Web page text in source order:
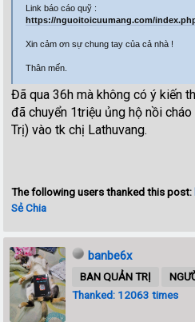
Link báo cáo quỹ :
https://nguoitoicuumang.com/
Xin cảm ơn sự chung tay của cả nhà !
Thân mến.
Đã qua 36h mà không có ý kiến
đã chuyển 1triệu ủng hộ nồi
Trị) vào tk chị Lathuvang.
The following users thanked this post:
Sẻ Chia
banbe6x
BAN QUẢN TRỊ
Thanked: 12063 times